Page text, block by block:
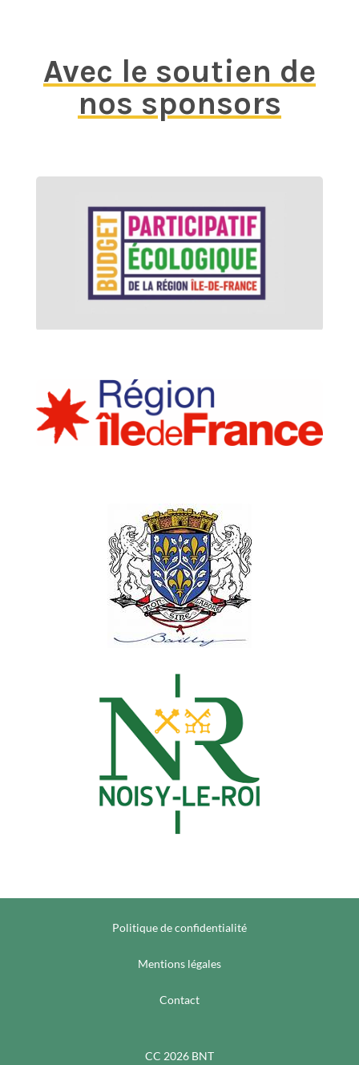
Avec le soutien de
nos sponsors
Politique de confidentialité
Mentions légales
Contact
CC 2026 BNT